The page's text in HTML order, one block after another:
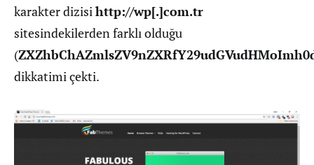
karakter dizisi http://wp[.]com.tr
sitesindekilerden farklı olduğu
(
dikkatimi çekti.